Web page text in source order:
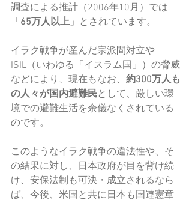
調査による推計（2006年10月）では
「 65万人以上」とされています。
イラク戦争が産んだ宗派間対立や
ISIL（いわゆる「イスラム国」）の脅威
などにより、現在もなお、 約300万人も
の人々が国内避難民 として、厳しい環
境での避難生活を余儀なくされている
のです。
このようなイラク戦争の違法性や、そ
の結果に対し、日本政府が目を背け続
け、安保法制も可決・成立されるなら
ば、今後、米国と共に日本も国連憲章